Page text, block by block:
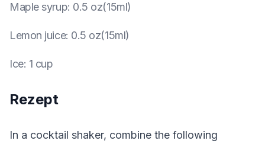
Maple syrup: 0.5 oz(15ml)
Lemon juice: 0.5 oz(15ml)
Ice: 1 cup
Rezept
In a cocktail shaker, combine the following